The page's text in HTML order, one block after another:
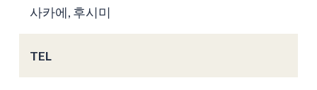
사카에, 후시미
TEL